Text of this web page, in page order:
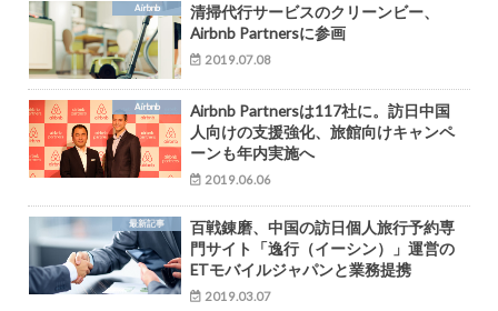
Airbnb
清掃代行サービスのクリーンビー、
Airbnb Partnersに参画
2019.07.08
Airbnb
Airbnb Partnersは117社に。訪日中国
人向けの支援強化、旅館向けキャンペ
ーンも年内実施へ
2019.06.06
最新記事
百戦錬磨、中国の訪日個人旅行予約専
門サイト「逸行（イーシン）」運営の
ETモバイルジャパンと業務提携
2019.03.07